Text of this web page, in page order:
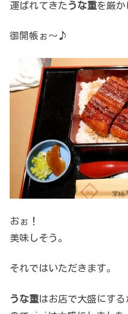
運ばれてきた うな重を厳か
御開帳ぉ～♪
おぉ！
美味しそう。
それではいただきます。
うな重はお店で大盛にす